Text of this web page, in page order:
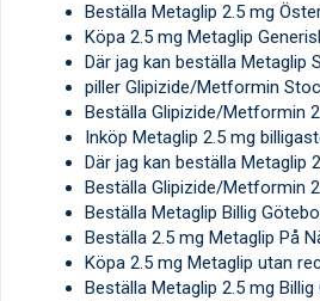
Beställa Metaglip 2.5 mg
Köpa 2.5 mg Metaglip
Där jag kan beställa Metaglip
piller Glipizide/Metformin
Beställa Glipizide/Metformin
Inköp Metaglip 2.5 mg
Där jag kan beställa Metaglip
Beställa Glipizide/Metformin
Beställa Metaglip Billig
Beställa 2.5 mg Metaglip På
Köpa 2.5 mg Metaglip utan
Beställa Metaglip 2.5 mg Billig